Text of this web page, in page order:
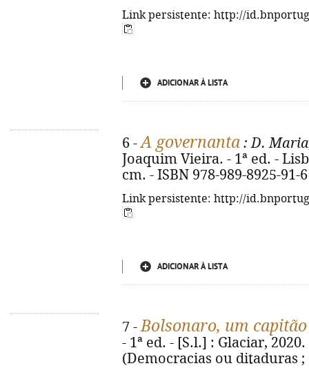
Link persistente: http://
ADICIONAR À LISTA
6 -A governanta : D.
Joaquim Vieira. - 1ª ed. -
cm. - ISBN 978-989-8925-91-6
Link persistente: http://
ADICIONAR À LISTA
7 -Bolsonaro, um
- 1ª ed. - [S.l.] : Glaciar,
(Democracias ou ditaduras ;